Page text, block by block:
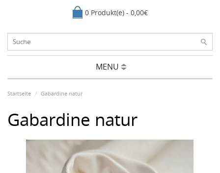
0 Produkt(e) - 0,00€
MENU
Startseite Gabardine natur
Gabardine natur